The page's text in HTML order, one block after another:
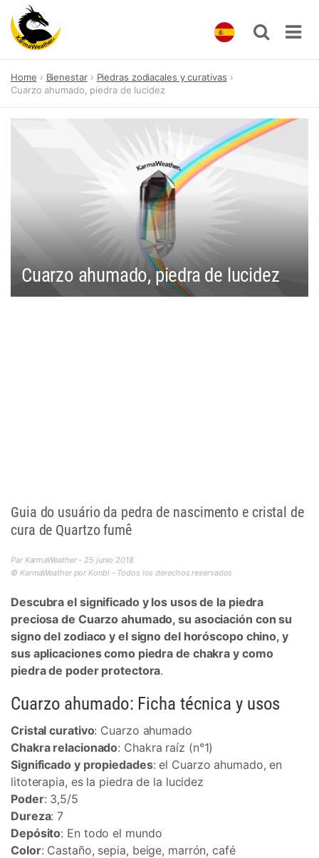
content
Home Bienestar
Piedras zodiacales y curativas
Cuarzo ahumado, piedra de lucidez
Cuarzo ahumado, piedra de lucidez
Guia do usuário da pedra de nascimento e cristal de
cura de Quartzo fumê
Par KarmaWeather - 25 junio 2018
© KarmaWeather por Konbi - Todos los derechos reservados
Descubra el significado y los usos de la piedra
preciosa de Cuarzo ahumado, su asociación con su
signo del zodiaco y el signo del horóscopo chino, y
sus aplicaciones como piedra de chakra y como
piedra de poder protectora.
Cuarzo ahumado: Ficha técnica y usos
Cristal curativo: Cuarzo ahumado
Chakra relacionado: Chakra raíz (n°1)
Significado y propiedades: el Cuarzo ahumado, en
litoterapia, es la piedra de la lucidez
Poder: 3,5/5
Dureza: 7
Depósito: En todo el mundo
Color: Castaño, sepia, beige, marrón, café